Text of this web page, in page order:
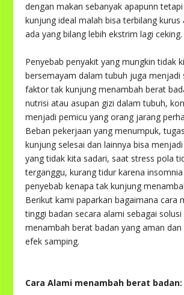
dengan makan sebanyak apapunn
kunjung ideal malah bisa terbilang kurus
ada yang bilang lebih ekstrim lagi ceking.
Penyebab penyakit yang mungkin tidak
bersemayam dalam tubuh juga menjadi
faktor tak kunjung menambah berat
nutrisi atau asupan gizi dalam tubuh,
menjadi pemicu yang orang jarang
Beban pekerjaan yang menumpuk,
kunjung selesai dan lainnya bisa
yang tidak kita sadari, saat stress pola
terganggu, kurang tidur karena
penyebab kenapa tak kunjung
Berikut kami paparkan bagaimana cara
tinggi badan secara alami sebagai solusi
menambah berat badan yang aman
efek samping.
Cara Alami menambah berat badan: